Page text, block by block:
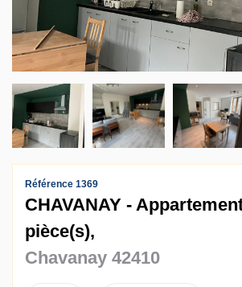
Estimation
Contact
Accès clients
Référence 1369
CHAVANAY -
pièce(s),
Chavanay 42410